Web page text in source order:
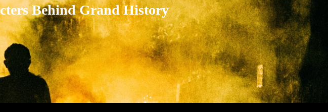
Behind Grand History